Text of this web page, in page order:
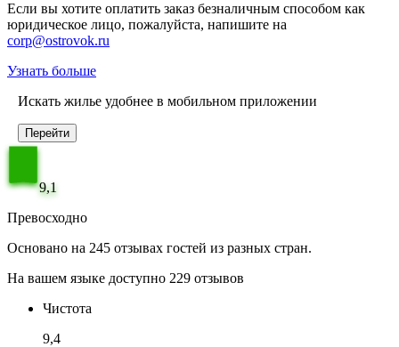
Если вы хотите оплатить заказ безналичным способом как
юридическое лицо, пожалуйста, напишите на
corp@ostrovok.ru
Узнать больше
Искать жилье удобнее в мобильном приложении
Перейти
9,1
Превосходно
Основано на 245 отзывах гостей из разных стран.
На вашем языке доступно 229 отзывов
Чистота
9,4